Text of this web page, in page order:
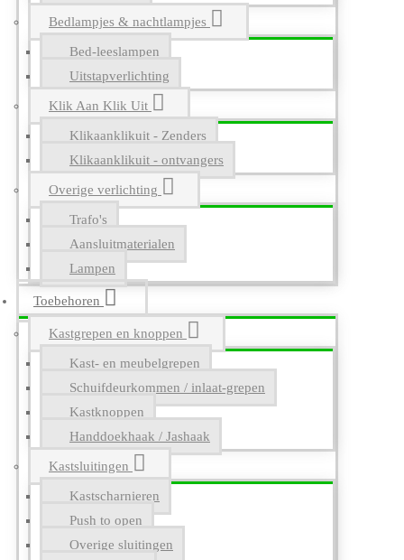
Bedlampjes & nachtlampjes
Bed-leeslampen
Uitstapverlichting
Klik Aan Klik Uit
Klikaanklikuit - Zenders
Klikaanklikuit - ontvangers
Overige verlichting
Trafo's
Aansluitmaterialen
Lampen
Toebehoren
Kastgrepen en knoppen
Kast- en meubelgrepen
Schuifdeurkommen / inlaat-grepen
Kastknoppen
Handdoekhaak / Jashaak
Kastsluitingen
Kastscharnieren
Push to open
Overige sluitingen